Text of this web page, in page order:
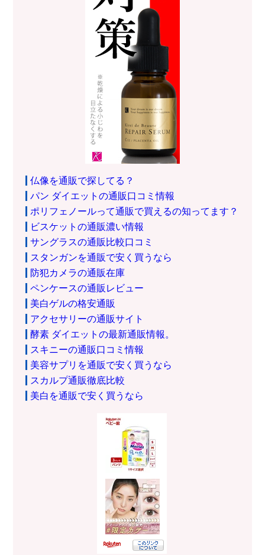
仏像を通販で探してる？
パン ダイエットの通販口コミ情報
ポリフェノールって通販で買えるの知ってます？
ビスケットの通販濃い情報
サングラスの通販比較口コミ
スタンガンを通販で安く買うなら
防犯カメラの通販在庫
ペンケースの通販レビュー
美白ゲルの格安通販
アクセサリーの通販サイト
酵素 ダイエットの最新通販情報。
スキニーの通販口コミ情報
美容サプリを通販で安く買うなら
スカルプ通販徹底比較
美白を通販で安く買うなら